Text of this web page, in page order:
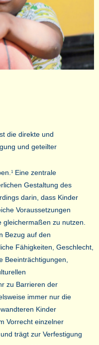
die direkte und
und geteilter
1 Eine zentrale
Gestaltung des
darin, dass Kinder
Voraussetzungen
gleichermaßen zu nutzen.
Bezug auf den
Fähigkeiten, Geschlecht,
Beeinträchtigungen,
zu Barrieren der
immer nur die
Kinder
Vorrecht einzelner
trägt zur Verfestigung